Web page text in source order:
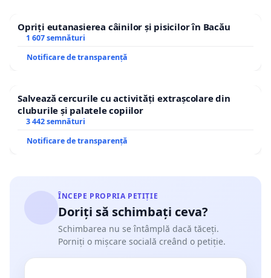
Opriți eutanasierea câinilor și pisicilor în Bacău
1 607 semnături
Notificare de transparență
Salvează cercurile cu activități extrașcolare din
cluburile și palatele copiilor
3 442 semnături
Notificare de transparență
ÎNCEPE PROPRIA PETIȚIE
Doriți să schimbați ceva?
Schimbarea nu se întâmplă dacă tăceți.
Porniți o mișcare socială creând o petiție.